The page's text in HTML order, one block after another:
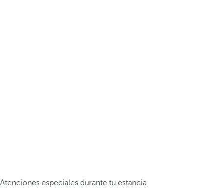
Atenciones especiales durante tu estancia